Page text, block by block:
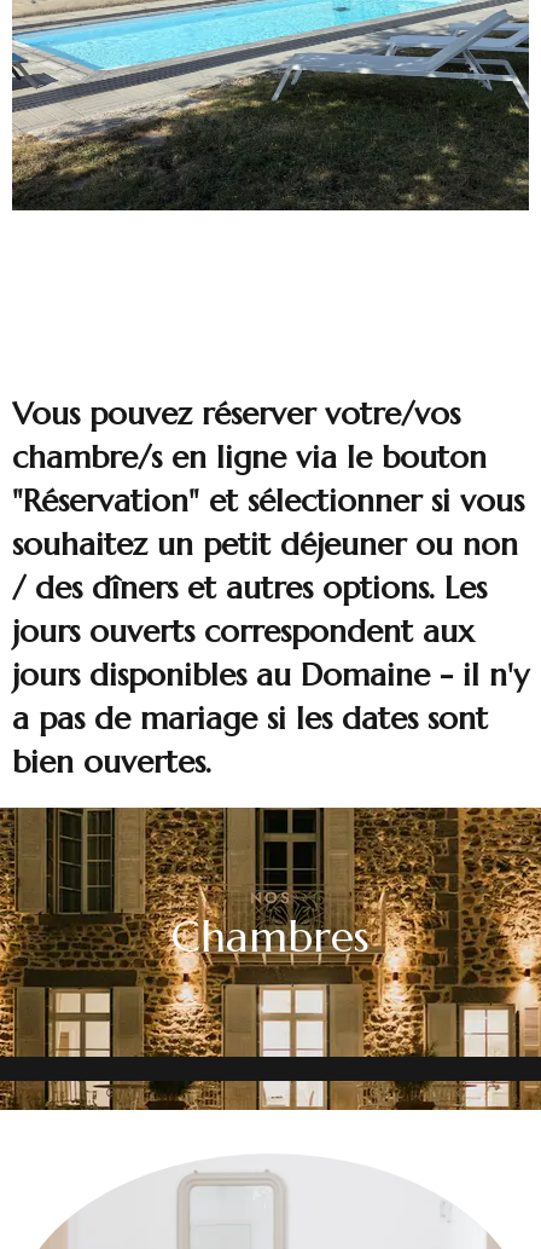
Vous pouvez réserver votre/vos
chambre/s en ligne via le bouton
"Réservation" et sélectionner si vous
souhaitez un petit déjeuner ou non
/ des dîners et autres options. Les
jours ouverts correspondent aux
jours disponibles au Domaine - il n'y
a pas de mariage si les dates sont
bien ouvertes.
NOS
Chambres